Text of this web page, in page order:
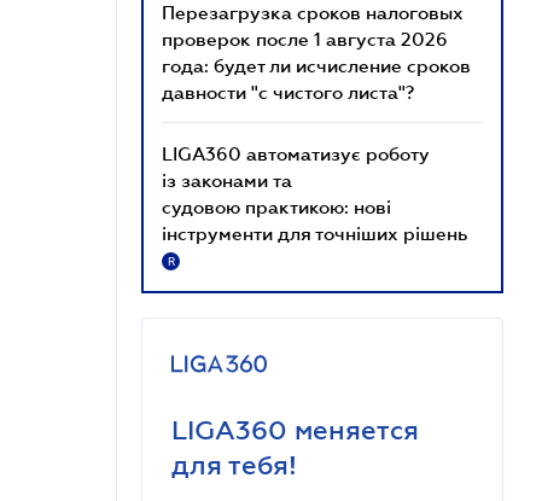
Перезагрузка сроков налоговых
проверок после 1 августа 2026
года: будет ли исчисление сроков
давности "с чистого листа"?
LIGA360 автоматизує роботу
із законами та
судовою практикою: нові
інструменти для точніших рішень
R
LIGA360 меняется
для тебя!